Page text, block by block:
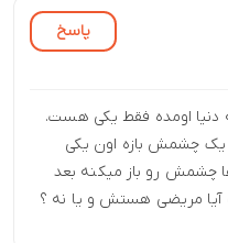
پاسخ
دنیا اومده فقط یکی هست.
یک چشمش بازه اون یکی
رو باز میکنه بعد
آیا مریضی هستش و یا نه ؟